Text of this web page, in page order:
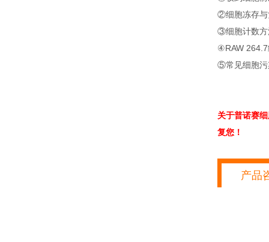
②细胞冻存与
③细胞计数方
④RAW 264.7
⑤常见细胞污
关于普诺赛
复您！
产品